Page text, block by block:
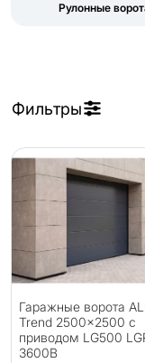
Рулонные
Фильтры
Гаражные ворота
Trend 2500×2500 с
приводом LG500
3600B